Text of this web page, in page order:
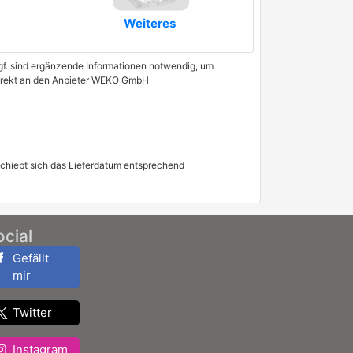
Weiteres
sind ergänzende Informationen notwendig, um
an den Anbieter WEKO GmbH
sich das Lieferdatum entsprechend
Gefällt
mir
Twitter
Instagram